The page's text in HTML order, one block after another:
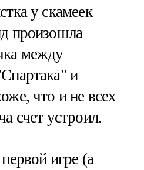
у скамеек
произошла
между
и
что и не всех
счет устроил.
игре (а